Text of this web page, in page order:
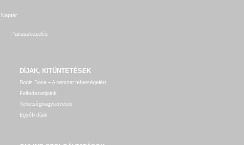
Naptár
Panaszkezelés
DÍJAK, KITÜNTETÉSEK
Bonis Bona – A nemzet tehetségeiért
Felfedezettjeink
Tehetségnagykövetek
Egyéb díjak